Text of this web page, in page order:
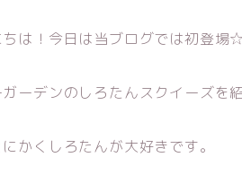
ちは！今日は当ブログでは初登場
ガーデンのしろたんスクイーズを
かくしろたんが大好きです。